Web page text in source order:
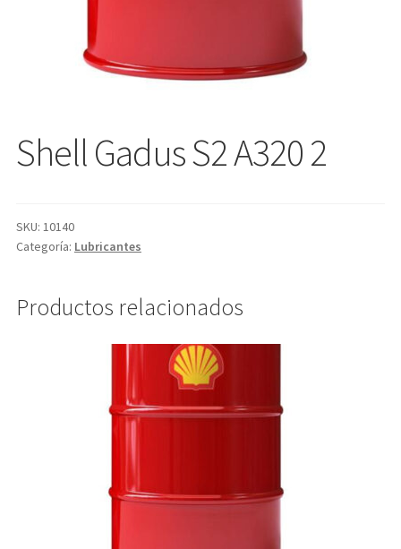
Shell Gadus S2 A320 2
SKU: 10140
Categoría: Lubricantes
Productos relacionados